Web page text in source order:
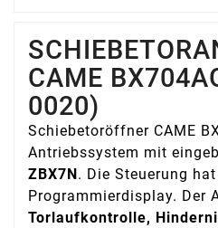
CAME
0020)
Schiebetoröffner CAME
Antriebssystem mit
ZBX7N . Die Steuerung
Programmierdisplay. Der
Torlaufkontrolle,